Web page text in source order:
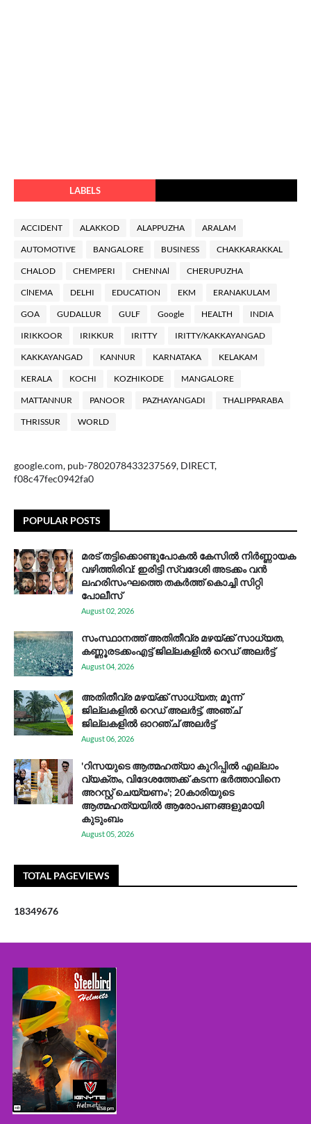
LABELS
ACCIDENT ALAKKOD ALAPPUZHA ARALAM
AUTOMOTIVE BANGALORE BUSINESS CHAKKARAKKAL
CHALOD CHEMPERI CHENNAl CHERUPUZHA
ClNEMA DELHI EDUCATION EKM ERANAKULAM
GOA GUDALLUR GULF Google HEALTH INDIA
IRIKKOOR IRIKKUR IRITTY IRITTY/KAKKAYANGAD
KAKKAYANGAD KANNUR KARNATAKA KELAKAM
KERALA KOCHI KOZHIKODE MANGALORE
MATTANNUR PANOOR PAZHAYANGADI THALIPPARABA
THRISSUR WORLD
google.com, pub-7802078433237569, DIRECT,
f08c47fec0942fa0
POPULAR POSTS
മരട് തട്ടിക്കൊണ്ടുപോകൽ കേസിൽ നിർണ്ണായക
വഴിത്തിരിവ്: ഇരിട്ടി സ്വദേശി അടക്കം വൻ
ലഹരിസംഘത്തെ തകർത്ത് കൊച്ചി സിറ്റി
പോലീസ്
August 02, 2026
സം​സ്ഥാ​ന​ത്ത് അ​തി​തീ​വ്ര മ​ഴ​യ്ക്ക് സാ​ധ്യ​ത,
കണ്ണൂരടക്കംഎ​ട്ട് ജി​ല്ല​ക​ളി​ൽ റെ​ഡ് അ​ലർ​ട്ട്
August 04, 2026
അതിതീവ്ര മഴയ്ക്ക് സാധ്യത; മൂന്ന്
ജില്ലകളിൽ റെഡ് അലർട്ട്, അഞ്ച്
ജില്ലകളിൽ ഓറഞ്ച് അലർട്ട്
August 06, 2026
'റിസയുടെ ആത്മഹത്യാ കുറിപ്പിൽ എല്ലാം
വ്യക്തം, വിദേശത്തേക്ക് കടന്ന ഭർത്താവിനെ
അറസ്റ്റ് ചെയ്യണം'; 20കാരിയുടെ
ആത്മഹത്യയിൽ ആരോപണങ്ങളുമായി
കുടുംബം
August 05, 2026
TOTAL PAGEVIEWS
18349676